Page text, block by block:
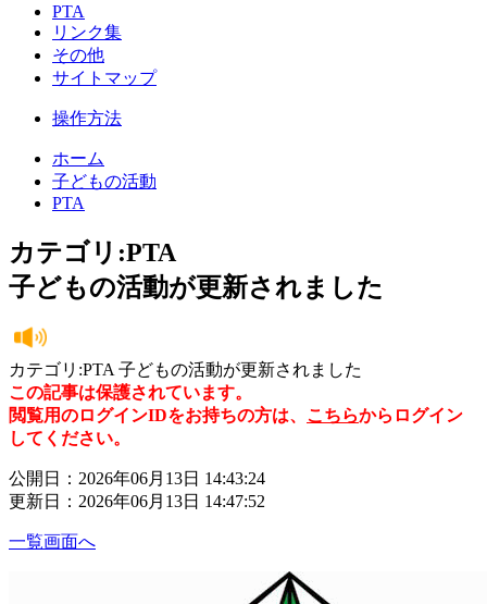
PTA
リンク集
その他
サイトマップ
操作方法
ホーム
子どもの活動
PTA
カテゴリ:PTA
子どもの活動が更新されました
カテゴリ:PTA 子どもの活動が更新されました
この記事は保護されています。
閲覧用のログインIDをお持ちの方は、 こちらからログイン
してください。
公開日：2026年06月13日 14:43:24
更新日：2026年06月13日 14:47:52
一覧画面へ